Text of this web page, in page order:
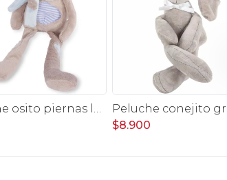
Peluche osito piernas largas celeste
$8.900